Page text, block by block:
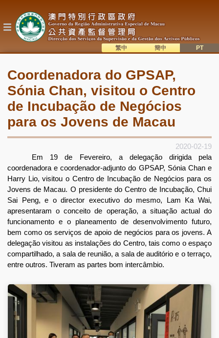
o
conteúdo
Coordenadora do GPSAP,
Sónia Chan, visitou o Centro
de Incubação de Negócios
para os Jovens de Macau
2020-02-19
Em 19 de Fevereiro, a delegação dirigida pela
coordenadora e coordenador-adjunto do GPSAP, Sónia Chan e
Harry Lio, visitou o Centro de Incubação de Negócios para os
Jovens de Macau. O presidente do Centro de Incubação, Chui
Sai Peng, e o director executivo do mesmo, Lam Ka Wai,
apresentaram o conceito de operação, a situação actual do
funcionamento e o planeamento de desenvolvimento futuro,
bem como os serviços de apoio de negócios para os jovens. A
delegação visitou as instalações do Centro, tais como o espaço
compartilhado, a sala de reunião, a sala de auditório e o terraço,
entre outros. Tiveram as partes bom intercâmbio.